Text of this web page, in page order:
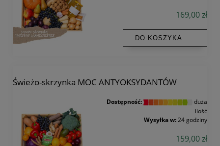
169,00 zł
DO KOSZYKA
Świeżo-skrzynka MOC ANTYOKSYDANTÓW
Dostępność:
duża
ilość
Wysyłka w: 24 godziny
159,00 zł